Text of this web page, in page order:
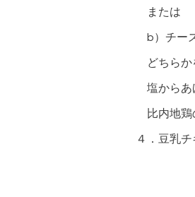
または
b）チー
どちらか
塩からあ
比内地鶏
４．豆乳